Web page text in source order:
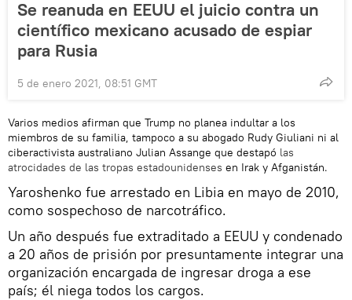
Se reanuda en EEUU el juicio contra un
científico mexicano acusado de espiar
para Rusia
5 de enero 2021, 08:51 GMT
Varios medios afirman que Trump no planea indultar a los
miembros de su familia, tampoco a su abogado Rudy Giuliani ni al
ciberactivista australiano Julian Assange que destapó las
atrocidades de las tropas estadounidenses en Irak y Afganistán.
Yaroshenko fue arrestado en Libia en mayo de 2010,
como sospechoso de narcotráfico.
Un año después fue extraditado a EEUU y condenado
a 20 años de prisión por presuntamente integrar una
organización encargada de ingresar droga a ese
país; él niega todos los cargos.